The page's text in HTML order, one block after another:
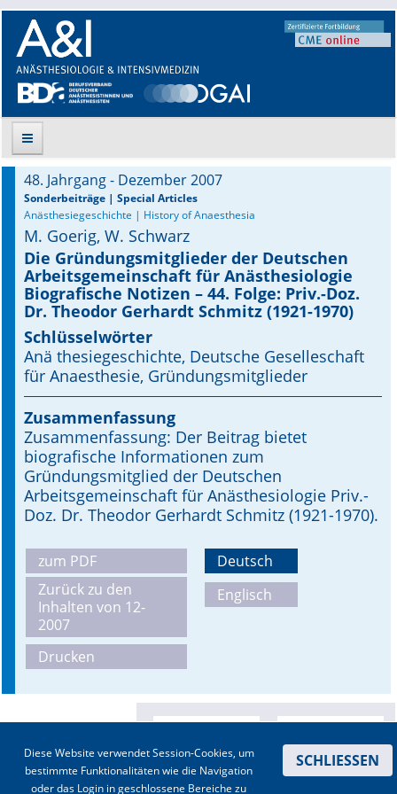
Suche
Aktuelle Ausgabe
Leitlinien
Archiv
Supplements
Supplements OrphanAnesthesia
Online First
A&I English
Mediadaten
Autoren-Service
Bestell-Service
Stellenmarkt
Kongresskalender
48. Jahrgang - Dezember 2007
Sonderbeiträge | Special Articles
Anästhesiegeschichte | History of Anaesthesia
M. Goerig, W. Schwarz
Die Gründungsmitglieder der Deutschen
Arbeitsgemeinschaft für Anästhesiologie
Biografische Notizen – 44. Folge: Priv.-Doz.
Dr. Theodor Gerhardt Schmitz (1921-1970)
Schlüsselwörter
Anä thesiegeschichte, Deutsche Geselleschaft
für Anaesthesie, Gründungsmitglieder
Zusammenfassung
Zusammenfassung: Der Beitrag bietet
biografische Informationen zum
Gründungsmitglied der Deutschen
Arbeitsgemeinschaft für Anästhesiologie Priv.-
Doz. Dr. Theodor Gerhardt Schmitz (1921-1970).
zum PDF
Zurück zu den
Inhalten von 12-
2007
Drucken
Deutsch
Englisch
Diese Website verwendet Session-Cookies, um
bestimmte Funktionalitäten wie die Navigation
oder das Login in geschlossene Bereiche zu
SCHLIESSEN